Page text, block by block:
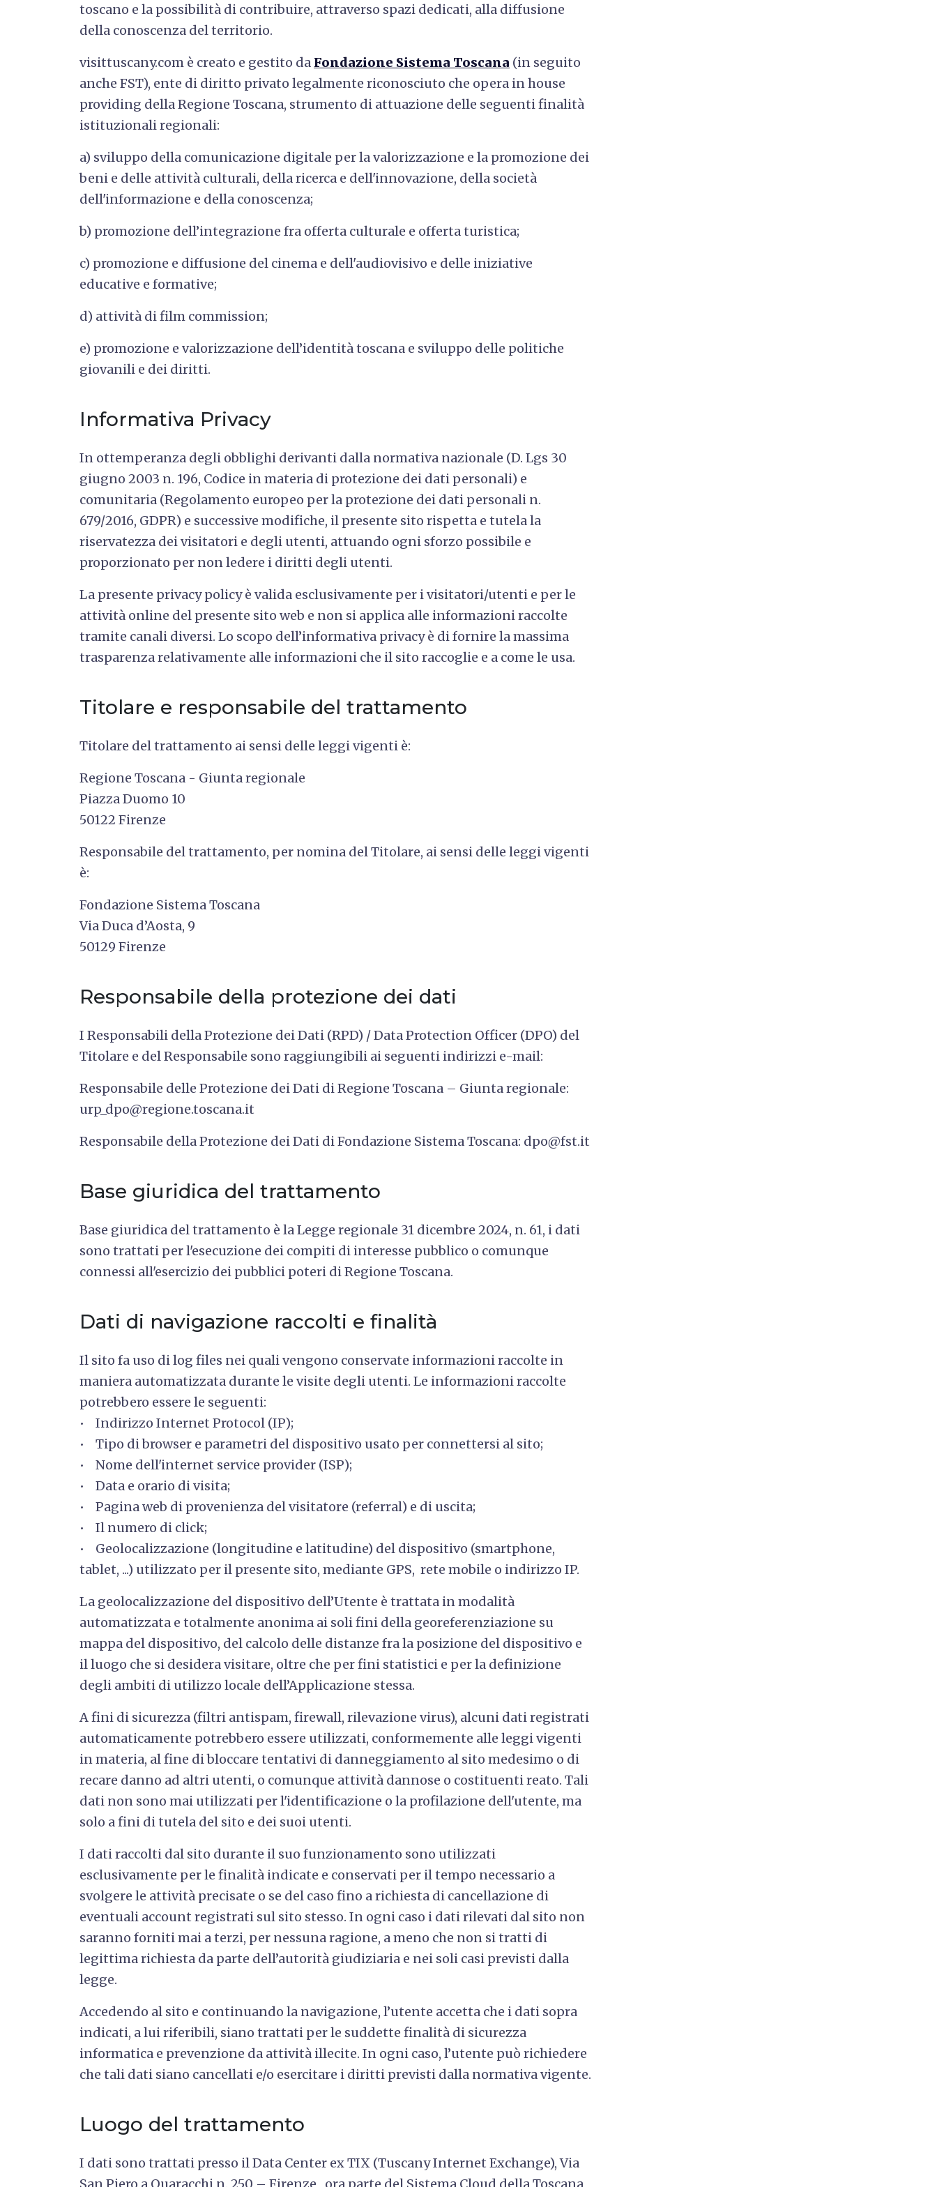
toscano e la possibilità di contribuire, attraverso spazi dedicati, alla diffusione
della conoscenza del territorio.
visittuscany.com è creato e gestito da Fondazione Sistema Toscana (in seguito
anche FST), ente di diritto privato legalmente riconosciuto che opera in house
providing della Regione Toscana, strumento di attuazione delle seguenti finalità
istituzionali regionali:
a) sviluppo della comunicazione digitale per la valorizzazione e la promozione dei
beni e delle attività culturali, della ricerca e dell'innovazione, della società
dell'informazione e della conoscenza;
b) promozione dell’integrazione fra offerta culturale e offerta turistica;
c) promozione e diffusione del cinema e dell'audiovisivo e delle iniziative
educative e formative;
d) attività di film commission;
e) promozione e valorizzazione dell’identità toscana e sviluppo delle politiche
giovanili e dei diritti.
Informativa Privacy
In ottemperanza degli obblighi derivanti dalla normativa nazionale (D. Lgs 30
giugno 2003 n. 196, Codice in materia di protezione dei dati personali) e
comunitaria (Regolamento europeo per la protezione dei dati personali n.
679/2016, GDPR) e successive modifiche, il presente sito rispetta e tutela la
riservatezza dei visitatori e degli utenti, attuando ogni sforzo possibile e
proporzionato per non ledere i diritti degli utenti.
La presente privacy policy è valida esclusivamente per i visitatori/utenti e per le
attività online del presente sito web e non si applica alle informazioni raccolte
tramite canali diversi. Lo scopo dell’informativa privacy è di fornire la massima
trasparenza relativamente alle informazioni che il sito raccoglie e a come le usa.
Titolare e responsabile del trattamento
Titolare del trattamento ai sensi delle leggi vigenti è:
Regione Toscana - Giunta regionale
Piazza Duomo 10
50122 Firenze
Responsabile del trattamento, per nomina del Titolare, ai sensi delle leggi vigenti
è:
Fondazione Sistema Toscana
Via Duca d’Aosta, 9
50129 Firenze
Responsabile della protezione dei dati
I Responsabili della Protezione dei Dati (RPD) / Data Protection Officer (DPO) del
Titolare e del Responsabile sono raggiungibili ai seguenti indirizzi e-mail:
Responsabile delle Protezione dei Dati di Regione Toscana – Giunta regionale:
urp_dpo@regione.toscana.it
Responsabile della Protezione dei Dati di Fondazione Sistema Toscana: dpo@fst.it
Base giuridica del trattamento
Base giuridica del trattamento è la Legge regionale 31 dicembre 2024, n. 61, i dati
sono trattati per l'esecuzione dei compiti di interesse pubblico o comunque
connessi all'esercizio dei pubblici poteri di Regione Toscana.
Dati di navigazione raccolti e finalità
Il sito fa uso di log files nei quali vengono conservate informazioni raccolte in
maniera automatizzata durante le visite degli utenti. Le informazioni raccolte
potrebbero essere le seguenti:
• Indirizzo Internet Protocol (IP);
• Tipo di browser e parametri del dispositivo usato per connettersi al sito;
• Nome dell'internet service provider (ISP);
• Data e orario di visita;
• Pagina web di provenienza del visitatore (referral) e di uscita;
• Il numero di click;
• Geolocalizzazione (longitudine e latitudine) del dispositivo (smartphone,
tablet, ...) utilizzato per il presente sito, mediante GPS, rete mobile o indirizzo IP.
La geolocalizzazione del dispositivo dell’Utente è trattata in modalità
automatizzata e totalmente anonima ai soli fini della georeferenziazione su
mappa del dispositivo, del calcolo delle distanze fra la posizione del dispositivo e
il luogo che si desidera visitare, oltre che per fini statistici e per la definizione
degli ambiti di utilizzo locale dell’Applicazione stessa.
A fini di sicurezza (filtri antispam, firewall, rilevazione virus), alcuni dati registrati
automaticamente potrebbero essere utilizzati, conformemente alle leggi vigenti
in materia, al fine di bloccare tentativi di danneggiamento al sito medesimo o di
recare danno ad altri utenti, o comunque attività dannose o costituenti reato. Tali
dati non sono mai utilizzati per l'identificazione o la profilazione dell'utente, ma
solo a fini di tutela del sito e dei suoi utenti.
I dati raccolti dal sito durante il suo funzionamento sono utilizzati
esclusivamente per le finalità indicate e conservati per il tempo necessario a
svolgere le attività precisate o se del caso fino a richiesta di cancellazione di
eventuali account registrati sul sito stesso. In ogni caso i dati rilevati dal sito non
saranno forniti mai a terzi, per nessuna ragione, a meno che non si tratti di
legittima richiesta da parte dell’autorità giudiziaria e nei soli casi previsti dalla
legge.
Accedendo al sito e continuando la navigazione, l’utente accetta che i dati sopra
indicati, a lui riferibili, siano trattati per le suddette finalità di sicurezza
informatica e prevenzione da attività illecite. In ogni caso, l’utente può richiedere
che tali dati siano cancellati e/o esercitare i diritti previsti dalla normativa vigente.
Luogo del trattamento
I dati sono trattati presso il Data Center ex TIX (Tuscany Internet Exchange), Via